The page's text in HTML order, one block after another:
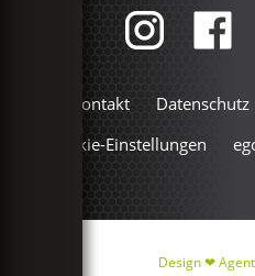
Kontakt Datenschutz
Cookie-Einstellungen
Design ❤